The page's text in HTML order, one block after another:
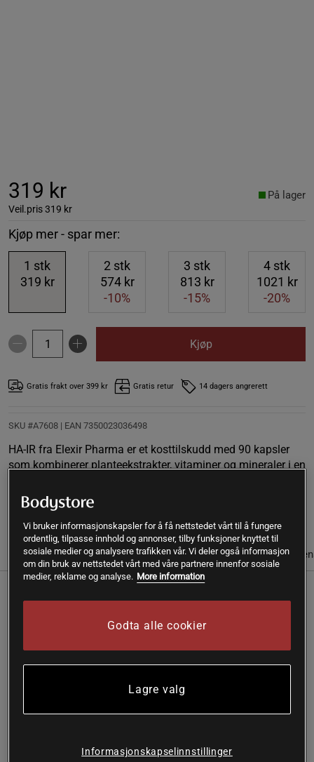
319 kr
Veil.pris319 kr
På lager
Kjøp mer - spar mer:
1 stk
319 kr
2 stk
574 kr
-10%
3 stk
813 kr
-15%
4 stk
1021 kr
-20%
Kjøp
Gratis frakt over 399 kr Gratis retur 14 dagers angrerett
SKU #A7608 | EAN 7350023036498
HA-IR fra Elexir Pharma er et kosttilskudd med 90 kapsler
som kombinerer planteekstrakter, vitaminer og mineraler i en
Les mer
Informasjon Anmeldelser Næringsinformasjon &
HA-IR er et kosttilskudd fra Elexir Pharma som inneholder en
med naturlig silisium samt utvalgte vitaminer og mineraler.
opprettholde normale negler. Pantotensyre og vitamin C er
Vi bruker informasjonskapsler for å få nettstedet vårt til å fungere
ordentlig, tilpasse innhold og annonser, tilby funksjoner knyttet til
sosiale medier og analysere trafikken vår. Vi deler også informasjon
om din bruk av nettstedet vårt med våre partnere innenfor sosiale
medier, reklame og analyse. More information
Godta alle cookier
Lagre valg
Informasjonskapselinnstillinger